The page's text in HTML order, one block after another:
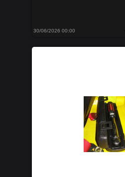
30/06/2026 00:00